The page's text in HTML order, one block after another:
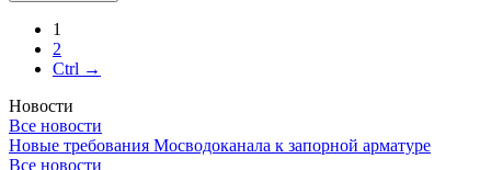
1
2
Ctrl →
Новости
Все новости
Новые требования Мосводоканала к запорной арматуре
Все новости